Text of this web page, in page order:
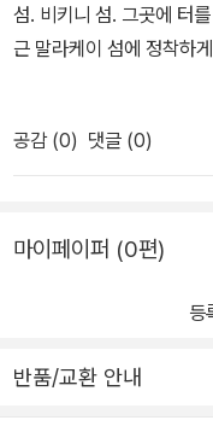
섬. 비키니 섬. 그곳에 터
근 말라케이 섬에 정착하
후 비키니 섬에서의 미국
에 놀라기도 했지만, 순진
지는 방사능에 노출되어
이상의 줄거리 소개는 스
다. 많은 삽화와 쉬운 글
이 고통받고, 아무 죄가
공감 (0) 댓글 (0)
마이페이퍼 (0편)
등
반품/교환 안내